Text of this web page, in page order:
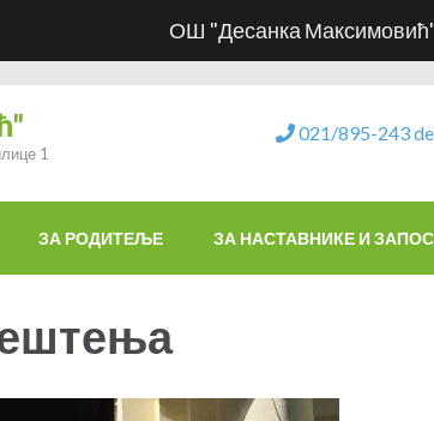
1
021/895-243
ЗА РОДИТЕЉЕ ЗА НАСТАВНИКЕ И
ОШ "Десанка